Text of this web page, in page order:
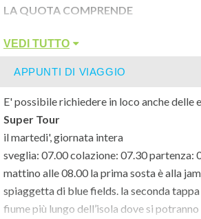
LA QUOTA COMPRENDE
- Trattamento all inclusive come indicato
- Trasferimenti da/per aeroporto
LA QUOTA NON COMPRENDE
- Spese e Assicurazione XTRA medico-
Rischio Zero € 116,00 a persona
- Tasse aeroportuali a partire da € 155 a
- Adeguamento carburante a partire da €
VEDI TUTTO
APPUNTI DI VIAGGIO
E' possibile richiedere in loco anche delle
Super Tour
il martedi', giornata intera
sveglia: 07.00 colazione: 07.30 partenza:
mattino alle 08.00 la prima sosta è alla
spiaggetta di blue fields. la seconda
fiume più lungo dell’isola dove si